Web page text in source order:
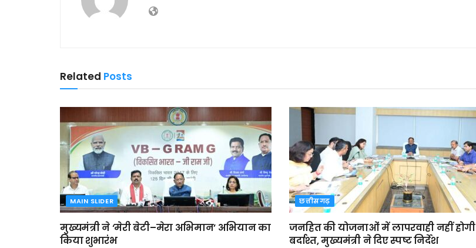
Related Posts
MAIN SLIDER
मुख्यमंत्री ने ‘मेरी बेटी–मेरा अभिमान’ अभियान का
किया शुभारंभ
छत्तीसगढ़
जनहित की योजनाओं में लापरवाही नहीं होगी
बर्दाश्त, मुख्यमंत्री ने दिए स्पष्ट निर्देश